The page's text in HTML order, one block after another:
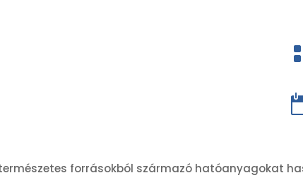
forrásokból származó hatóanyagokat